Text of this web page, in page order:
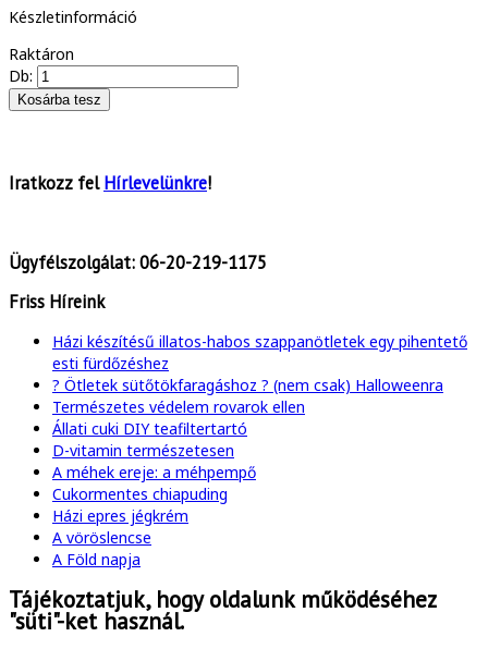
Készletinformáció
Raktáron
Db:
Iratkozz felHírlevelünkre!
Ügyfélszolgálat:06-20-219-1175
Friss Híreink
Házi készítésű illatos-habos szappanötletek egy pihentető
esti fürdőzéshez
? Ötletek sütőtökfaragáshoz ? (nem csak) Halloweenra
Természetes védelem rovarok ellen
Állati cuki DIY teafiltertartó
D-vitamin természetesen
A méhek ereje: a méhpempő
Cukormentes chiapuding
Házi epres jégkrém
A vöröslencse
A Föld napja
Tájékoztatjuk, hogy oldalunk működéséhez
"süti"-ket használ.